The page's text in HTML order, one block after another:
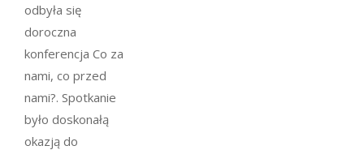
odbyła się
doroczna
konferencja Co za
nami, co przed
nami?. Spotkanie
było doskonałą
okazją do